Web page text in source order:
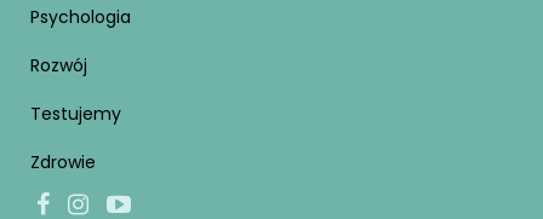
Psychologia
Rozwój
Testujemy
Zdrowie